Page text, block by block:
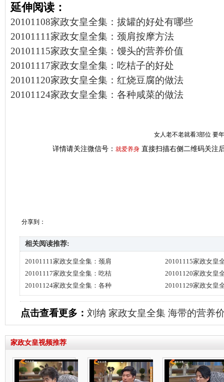
延伸阅读：
20101108家政女皇全集：拔罐的好处有哪些
20101111家政女皇全集：颈肩按摩方法
20101115家政女皇全集：馒头的营养价值
20101117家政女皇全集：吃桔子的好处
20101120家政女皇全集：红烧豆腐的做法
20101124家政女皇全集：各种咸菜的做法
女人老不老就看3部位 要
详情请关注微信号： 就爱养身 直接扫描右侧二维码关注
分享到：
相关阅读推荐:
20101111家政女皇全集：颈肩
20101115家政女皇
20101117家政女皇全集：吃桔
20101120家政女皇
20101124家政女皇全集：各种
20101129家政女皇
点击查看更多： 刘纳 家政女皇全集 海带的营养
家政女皇视频推荐